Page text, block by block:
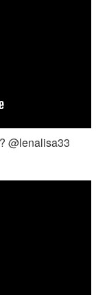
@lenalisa33